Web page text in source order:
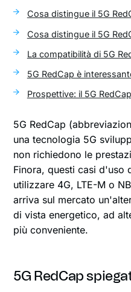
Cosa distingue il 5G
Cosa distingue il 5G
La compatibilità di 5G
5G RedCap è
Prospettive: il 5G
5G RedCap
una tecnologia 5G
non richiedono le
Finora, questi casi d'uso
utilizzare 4G, LTE-M o
arriva sul mercato
di vista energetico, ad
più conveniente.
5G RedCap